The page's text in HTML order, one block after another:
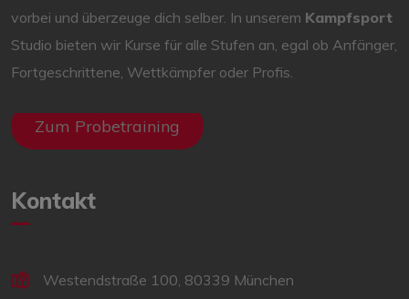
vorbei und überzeuge dich selber. In unserem Kampfsport
Studio bieten wir Kurse für alle Stufen an, egal ob Anfänger,
Fortgeschrittene, Wettkämpfer oder Profis.
Zum Probetraining
Kontakt
Westendstraße 100, 80339 München